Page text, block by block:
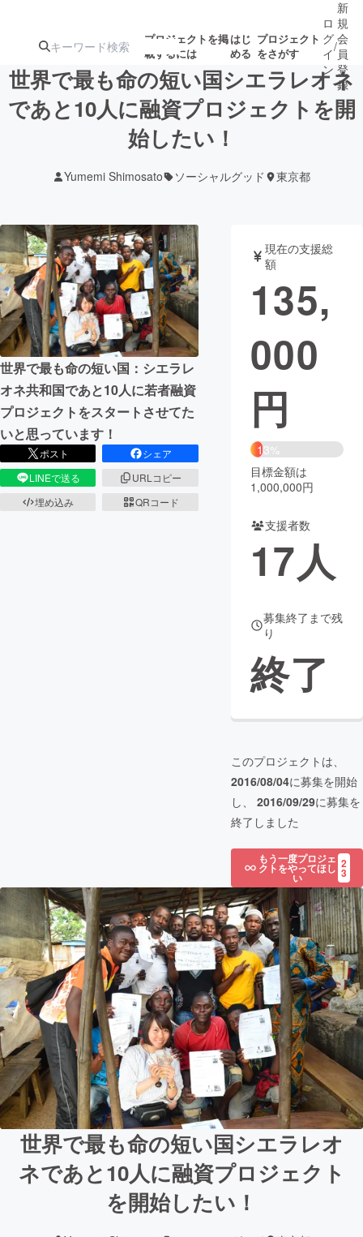
プロジェクトを掲
載するには
はじ
める
プロジェクト
をさがす
注目の新着プロ募集終了が近いプ
テクノロジー・ガジェット
映像・映画 書籍・雑誌
ビジネス・起業 チャレンジ
まちづくり・地域活性化
CAMPFIRE for Social Good CAMPFIRE Creation
CAMPFIREふるさと納税
コミュニティ
ロ
グ
イ
ン
/
新
規
会
員
登
録
世界で最も命の短い国シエラレオネ
であと10人に融資プロジェクトを開
始したい！
Yumemi Shimosato ソーシャルグッド 東京都
世界で最も命の短い国：シエラレ
オネ共和国であと10人に若者融資
プロジェクトをスタートさせてた
いと思っています！
ポスト
シェア
LINEで送る
URLコピー
埋め込み
QRコード
現在の支援総
額
135,
000
円
13%
目標金額は
1,000,000円
支援者数
17人
募集終了まで残
り
終了
このプロジェクトは、
2016/08/04に募集を開始
し、 2016/09/29に募集を
終了しました
もう一度プロジェ
クトをやってほし
い
2
3
世界で最も命の短い国シエラレオ
ネであと10人に融資プロジェクト
を開始したい！